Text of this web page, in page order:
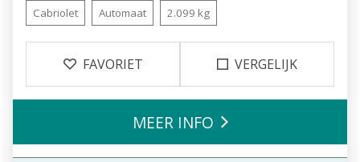
Cabriolet Automaat 2.099 kg
FAVORIET VERGELIJK
MEER INFO